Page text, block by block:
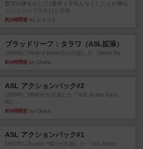
数字の牌を出して1番早く手札をなくした人が勝ち
というシンプルだけど非常...
約2時間前 by ジョジョ
ブラッドリーフ：タラワ（ASL拡張）
1996年にHeat of Battle社が出版した『Blood Re...
約4時間前 by Chaco
ASL アクションパック#2
1999年にMMP社が出版した『ASL Action Pack
#2』...
約4時間前 by Chaco
ASL アクションパック#1
1997年にAvalon Hill社が出版した『ASL Action ...